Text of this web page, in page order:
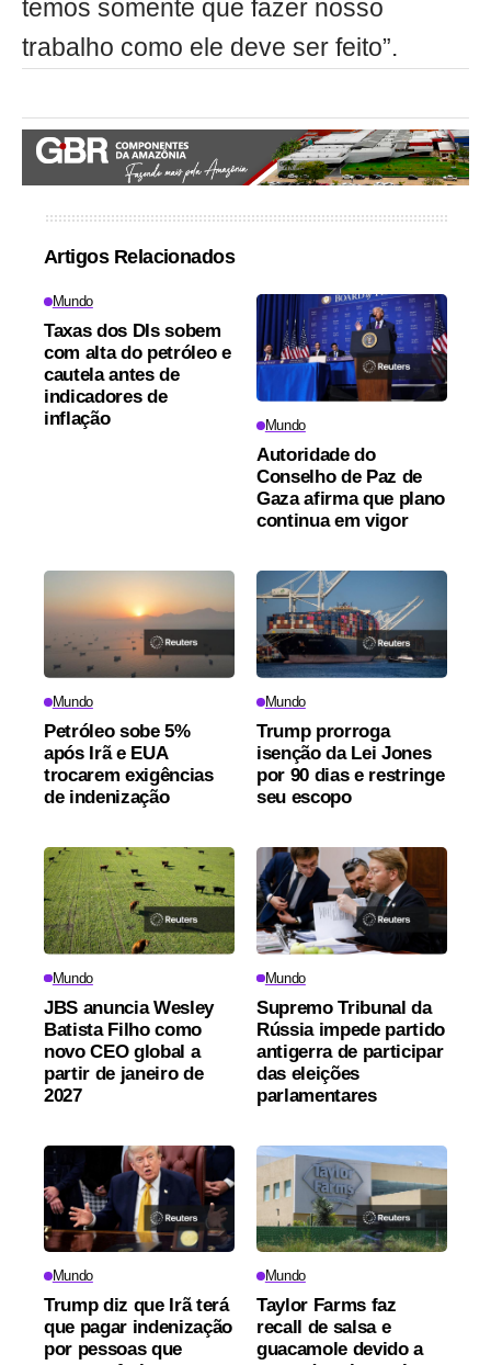
temos somente que fazer nosso
trabalho como ele deve ser feito”.
Artigos Relacionados
Mundo
Taxas dos DIs sobem
com alta do petróleo e
cautela antes de
indicadores de
inflação
Mundo
Autoridade do
Conselho de Paz de
Gaza afirma que plano
continua em vigor
Mundo
Petróleo sobe 5%
após Irã e EUA
trocarem exigências
de indenização
Mundo
Trump prorroga
isenção da Lei Jones
por 90 dias e restringe
seu escopo
Mundo
JBS anuncia Wesley
Batista Filho como
novo CEO global a
partir de janeiro de
2027
Mundo
Supremo Tribunal da
Rússia impede partido
antigerra de participar
das eleições
parlamentares
Mundo
Trump diz que Irã terá
que pagar indenização
por pessoas que
Mundo
Taylor Farms faz
recall de salsa e
guacamole devido a